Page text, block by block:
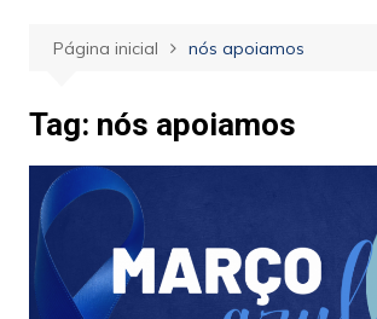
Página inicial nós apoiamos
Tag: nós apoiamos